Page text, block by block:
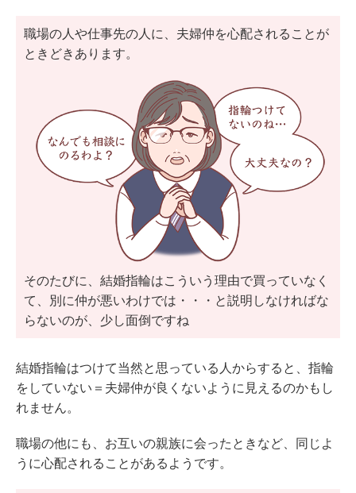
職場の人や仕事先の人に、夫婦仲を心配されることが
ときどきあります。
そのたびに、結婚指輪はこういう理由で買っていなく
て、別に仲が悪いわけでは・・・と説明しなければな
らないのが、少し面倒ですね
結婚指輪はつけて当然と思っている人からすると、指輪
をしていない＝夫婦仲が良くないように見えるのかもし
れません。
職場の他にも、お互いの親族に会ったときなど、同じよ
うに心配されることがあるようです。